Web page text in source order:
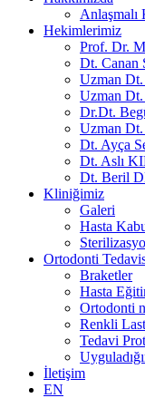
Anlaşmalı
Hekimlerimiz
Prof. Dr.
Dt. Canan
Uzman
Uzman
Dr.Dt.
Uzman
Dt. Ayça
Dt. Aslı
Dt. Beril
Kliniğimiz
Galeri
Hasta
Ortodonti
Braketler
Hasta
Ortodonti
Renkli
Tedavi
İletişim
EN